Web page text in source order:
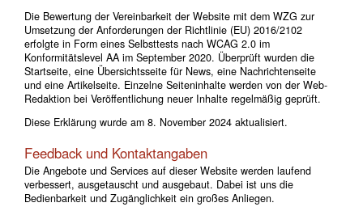
Die Bewertung der Vereinbarkeit der Website mit dem WZG zur
Umsetzung der Anforderungen der Richtlinie (EU) 2016/2102
erfolgte in Form eines Selbsttests nach WCAG 2.0 im
Konformitätslevel AA im September 2020. Überprüft wurden die
Startseite, eine Übersichtsseite für News, eine Nachrichtenseite
und eine Artikelseite. Einzelne Seiteninhalte werden von der Web-
Redaktion bei Veröffentlichung neuer Inhalte regelmäßig geprüft.
Diese Erklärung wurde am 8. November 2024 aktualisiert.
Feedback und Kontaktangaben
Die Angebote und Services auf dieser Website werden laufend
verbessert, ausgetauscht und ausgebaut. Dabei ist uns die
Bedienbarkeit und Zugänglichkeit ein großes Anliegen.